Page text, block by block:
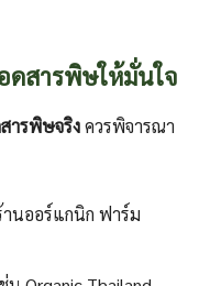
ดสารพิษให้มั่นใจ
ารพิษจริงควรพิจารณา
านออร์แกนิก ฟาร์ม